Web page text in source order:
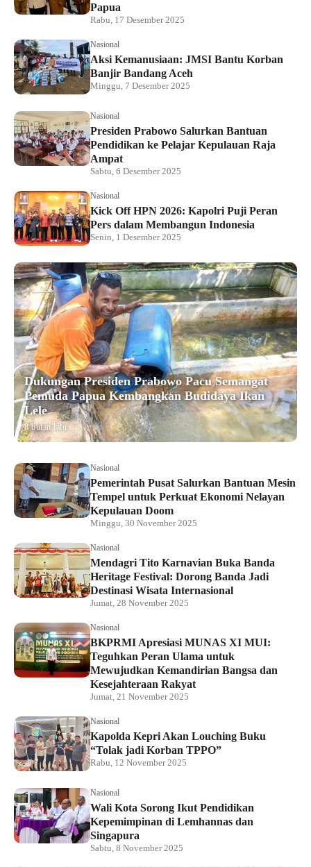
Papua
Rabu, 17 Desember 2025
Nasional
Aksi Kemanusiaan: JMSI Bantu Korban
Banjir Bandang Aceh
Minggu, 7 Desember 2025
Nasional
Presiden Prabowo Salurkan Bantuan
Pendidikan ke Pelajar Kepulauan Raja
Ampat
Sabtu, 6 Desember 2025
Nasional
Kick Off HPN 2026: Kapolri Puji Peran
Pers dalam Membangun Indonesia
Senin, 1 Desember 2025
Dukungan Presiden Prabowo Pacu Semangat
Pemuda Papua Kembangkan Budidaya Ikan
Lele
8 bulan lalu
Nasional
Pemerintah Pusat Salurkan Bantuan Mesin
Tempel untuk Perkuat Ekonomi Nelayan
Kepulauan Doom
Minggu, 30 November 2025
Nasional
Mendagri Tito Karnavian Buka Banda
Heritage Festival: Dorong Banda Jadi
Destinasi Wisata Internasional
Jumat, 28 November 2025
Nasional
BKPRMI Apresiasi MUNAS XI MUI:
Teguhkan Peran Ulama untuk
Mewujudkan Kemandirian Bangsa dan
Kesejahteraan Rakyat
Jumat, 21 November 2025
Nasional
Kapolda Kepri Akan Louching Buku
“Tolak jadi Korban TPPO”
Rabu, 12 November 2025
Nasional
Wali Kota Sorong Ikut Pendidikan
Kepemimpinan di Lemhannas dan
Singapura
Sabtu, 8 November 2025